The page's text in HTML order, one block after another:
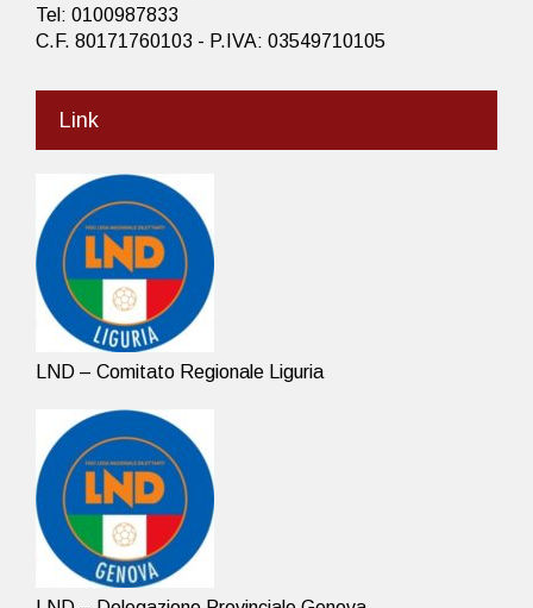
Tel: 0100987833
C.F. 80171760103 - P.IVA: 03549710105
Link
LND – Comitato Regionale Liguria